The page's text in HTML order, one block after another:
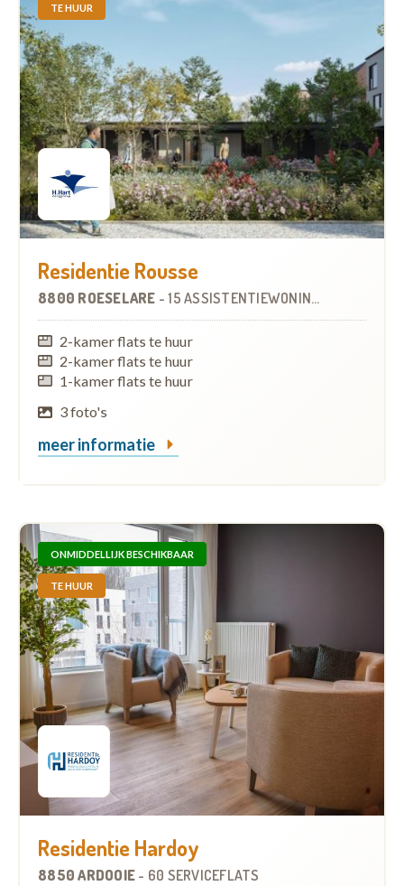
TE HUUR
Residentie Rousse
8800 ROESELARE -15 ASSISTENTIEWONINGEN
2-kamer flats te huur
2-kamer flats te huur
1-kamer flats te huur
3 foto's
meer informatie
ONMIDDELLIJK BESCHIKBAAR
TE HUUR
Residentie Hardoy
8850 ARDOOIE - 60 SERVICEFLATS